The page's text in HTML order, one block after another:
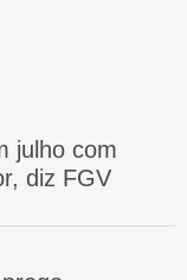
julho com
diz FGV